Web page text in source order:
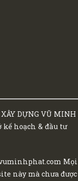
DỰNG VŨ MINH
kế hoạch & đầu tư
Mọi
này mà chưa được